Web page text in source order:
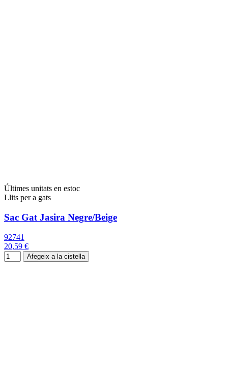
Últimes unitats en estoc
Llits per a gats
Sac Gat Jasira Negre/Beige
92741
20,59 €
Afegeix a la cistella